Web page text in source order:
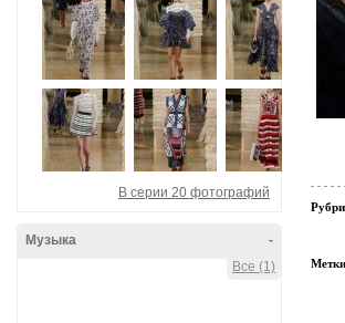
В серии 20 фотографий
-
Музыка
Все (1)